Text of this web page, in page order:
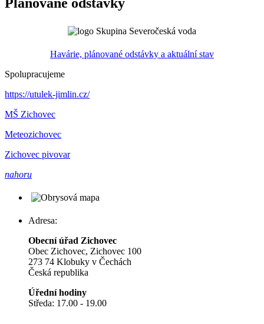
Havárie, plánované odstávky a aktuální stav
Spolupracujeme
https://utulek-jimlin.cz/
MŠ Zichovec
Meteozichovec
Zichovec pivovar
nahoru
Adresa:
Obecní úřad Zichovec
Obec Zichovec, Zichovec 100
273 74 Klobuky v Čechách
Česká republika
Úřední hodiny
Středa: 17.00 - 19.00